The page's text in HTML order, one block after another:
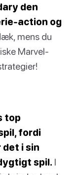
den
action og
mens du
Marvel-
top
fordi
det i sin
spil. I